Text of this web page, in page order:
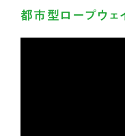
都市型ロープウェ